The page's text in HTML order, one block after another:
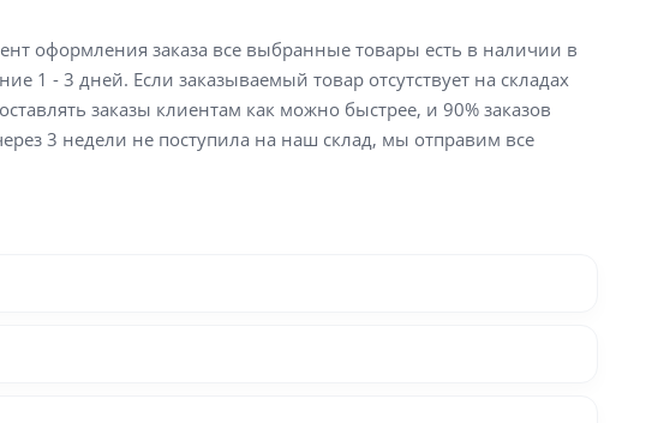
оформления заказа все выбранные товары есть в наличии в
1 - 3 дней. Если заказываемый товар отсутствует на складах
заказы клиентам как можно быстрее, и 90% заказов
3 недели не поступила на наш склад, мы отправим все